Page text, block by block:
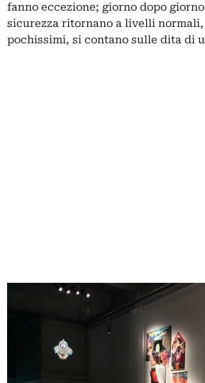
fanno eccezione; giorno dopo
sicurezza ritornano a livelli
pochissimi, si contano sulle dita di